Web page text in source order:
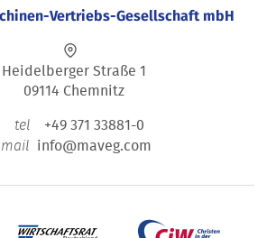
Vertriebs-Gesellschaft mbH
Heidelberger Straße 1
09114 Chemnitz
tel +49 371 33881-0
mail info@maveg.com